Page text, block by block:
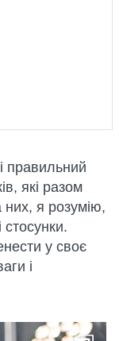
правильний
які разом
я розумію,
у своє
і